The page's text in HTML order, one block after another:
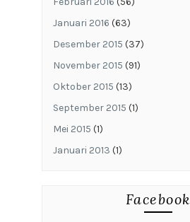
Januari 2016 (63)
Desember 2015 (37)
November 2015 (91)
Oktober 2015 (13)
September 2015 (1)
Mei 2015 (1)
Januari 2013 (1)
Facebook